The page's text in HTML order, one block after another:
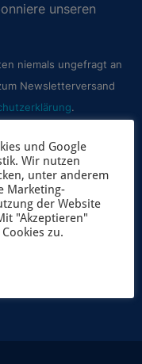
unseren
niemals ungefragt an
Newsletterversand
.
und Google
Wir nutzen
unter anderem
Marketing-
der Website
"Akzeptieren"
zu.